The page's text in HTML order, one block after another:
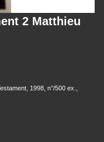
2 Matthieu
1998, n°/500 ex.,